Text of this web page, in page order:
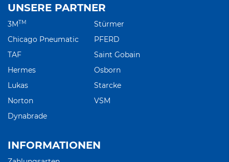
UNSERE PARTNER
3MTM
Chicago Pneumatic
TAF
Hermes
Lukas
Norton
Dynabrade
Stürmer
PFERD
Saint Gobain
Osborn
Starcke
VSM
INFORMATIONEN